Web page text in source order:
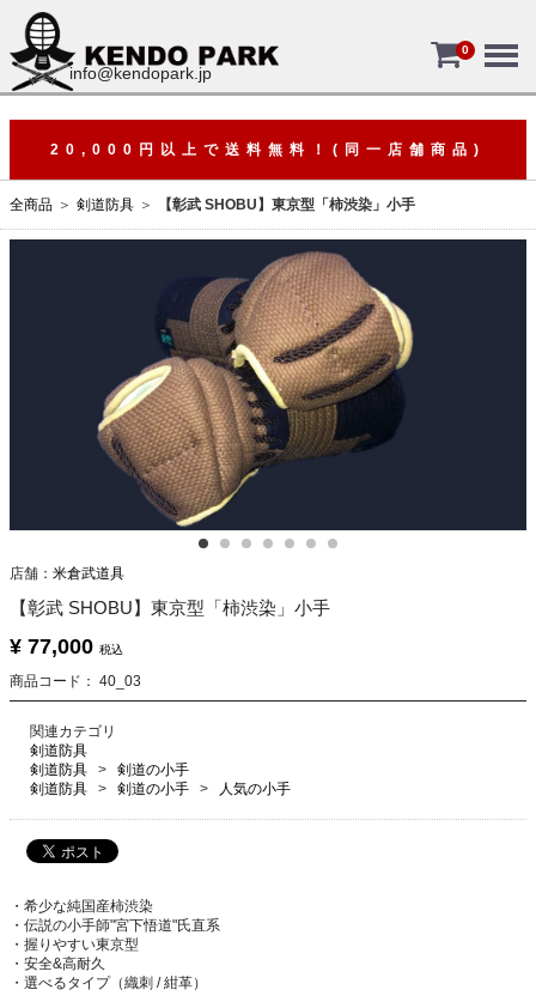
info@kendopark.jp
0
20,000円以上で送料無料！(同一店舗商品)
全商品 剣道防具 【彰武 SHOBU】東京型「柿渋染」小手
店舗： 米倉武道具
【彰武 SHOBU】東京型「柿渋染」小手
¥ 77,000 税込
商品コード： 40_03
関連カテゴリ
剣道防具
剣道防具
剣道の小手
剣道防具
剣道の小手 人気の小手
・希少な純国産柿渋染
・伝説の小手師"宮下悟道"氏直系
・握りやすい東京型
・安全&高耐久
・選べるタイプ（織刺 / 紺革）